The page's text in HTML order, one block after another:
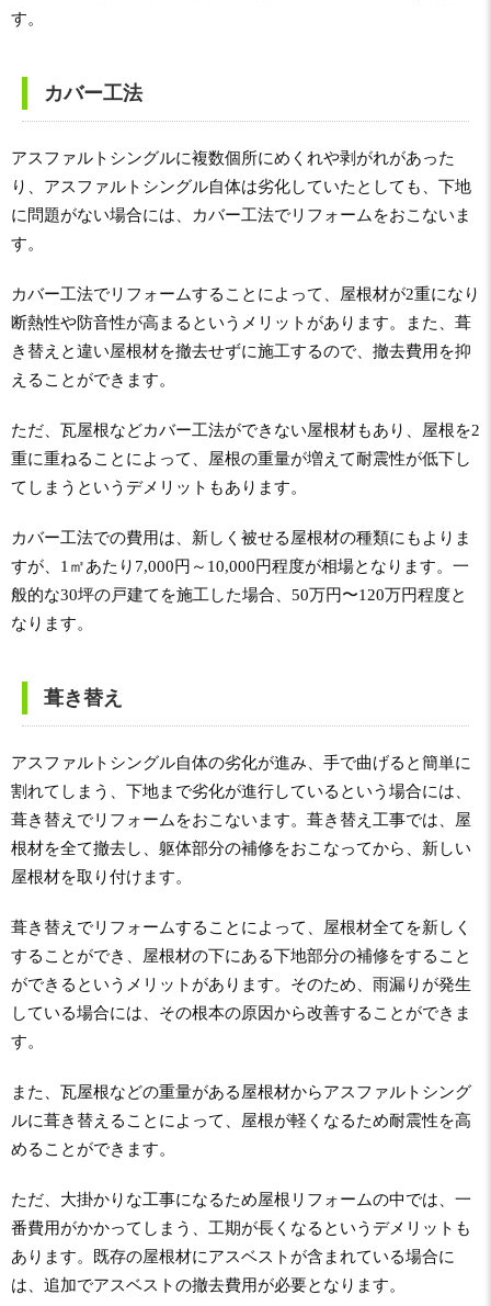
す。
カバー工法
アスファルトシングルに複数個所にめくれや剥がれがあった
り、アスファルトシングル自体は劣化していたとしても、下地
に問題がない場合には、カバー工法でリフォームをおこないま
す。
カバー工法でリフォームすることによって、屋根材が2重になり
断熱性や防音性が高まるというメリットがあります。また、葺
き替えと違い屋根材を撤去せずに施工するので、撤去費用を抑
えることができます。
ただ、瓦屋根などカバー工法ができない屋根材もあり、屋根を2
重に重ねることによって、屋根の重量が増えて耐震性が低下し
てしまうというデメリットもあります。
カバー工法での費用は、新しく被せる屋根材の種類にもよりま
すが、1㎡あたり7,000円～10,000円程度が相場となります。一
般的な30坪の戸建てを施工した場合、50万円〜120万円程度と
なります。
葺き替え
アスファルトシングル自体の劣化が進み、手で曲げると簡単に
割れてしまう、下地まで劣化が進行しているという場合には、
葺き替えでリフォームをおこないます。葺き替え工事では、屋
根材を全て撤去し、躯体部分の補修をおこなってから、新しい
屋根材を取り付けます。
葺き替えでリフォームすることによって、屋根材全てを新しく
することができ、屋根材の下にある下地部分の補修をすること
ができるというメリットがあります。そのため、雨漏りが発生
している場合には、その根本の原因から改善することができま
す。
また、瓦屋根などの重量がある屋根材からアスファルトシング
ルに葺き替えることによって、屋根が軽くなるため耐震性を高
めることができます。
ただ、大掛かりな工事になるため屋根リフォームの中では、一
番費用がかかってしまう、工期が長くなるというデメリットも
あります。既存の屋根材にアスベストが含まれている場合に
は、追加でアスベストの撤去費用が必要となります。